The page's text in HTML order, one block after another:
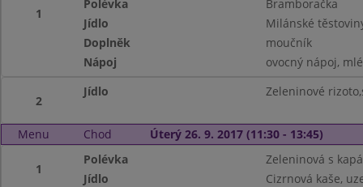
1
Polévka
Bramboračka
Jídlo
Milánské
Doplněk
moučník
Nápoj
ovocný nápoj,
2
Jídlo Zeleninové
Menu Chod Úterý 26. 9. 2017 (11:30 - 13:45)
1
Polévka
Zeleninová s
Jídlo
Cizrnová kaše,